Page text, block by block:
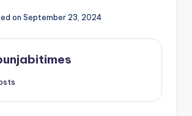
on September 23, 2024